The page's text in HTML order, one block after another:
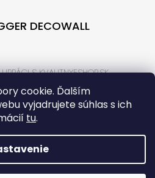
cookie. Ďalším
vyjadrujete súhlas s ich
tu.
DECOWALL
S KVALITNYESHOP.SK
S BONTEC.SK
SHOPTET
. VŠETKY PRÁVA VYHRADENÉ.